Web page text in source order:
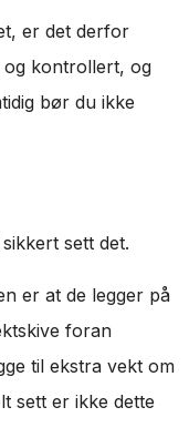
er det derfor
kontrollert, og
bør du ikke
sett det.
er at de legger på
foran
til ekstra vekt om
sett er ikke dette